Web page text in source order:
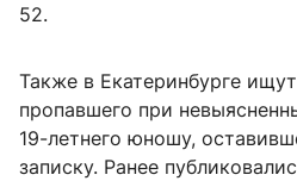
52.
Также в Екатеринбурге
пропавшего при
19-летнего юношу,
записку. Ранее